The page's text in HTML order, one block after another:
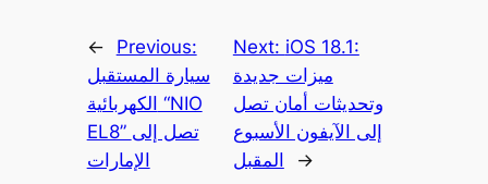
←
Previous:
سيارة المستقبل
الكهربائية “NIO
EL8” تصل إلى
الإمارات
Next: iOS 18.1:
ميزات جديدة
وتحديثات أمان تصل
إلى الآيفون الأسبوع
المقبل
→